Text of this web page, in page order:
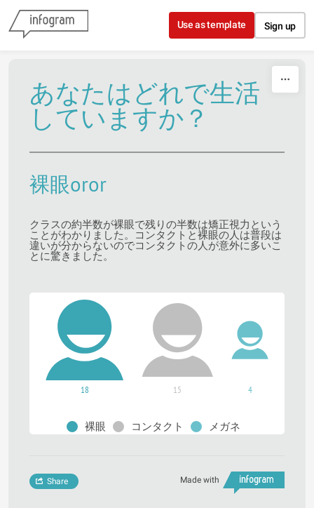
Skip to content
Use as template Sign up
あなたはどれで生活
していますか？
裸眼oror
クラスの約半数が裸眼で残りの半数は矯正視力という
ことがわかりました。コンタクトと裸眼の人は普段は
違いが分からないのでコンタクトの人が意外に多いこ
とに驚きました。
18 15 4
裸眼 コンタクト メガネ
Made with
Share